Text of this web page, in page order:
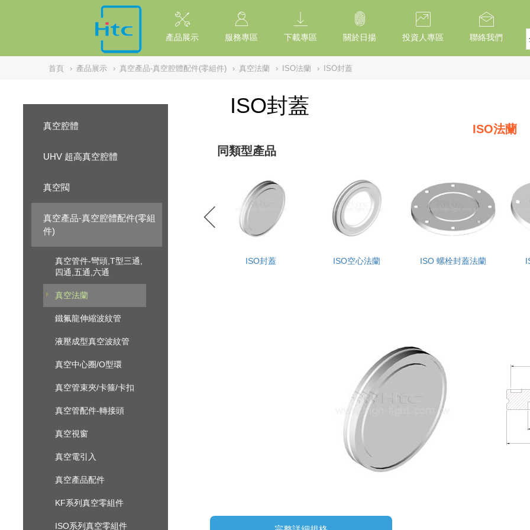
產品展示 服務專區 下載專區 關於日揚 投資人專區 聯絡我們
首頁 › 產品展示 › 真空產品-真空腔體配件(零組件) › 真空法蘭 › ISO法蘭 › ISO封蓋
真空腔體
UHV 超高真空腔體
真空閥
真空產品-真空腔體配件(零組
件)
真空管件-彎頭,T型三通,
四通,五通,六通
真空法蘭
鐵氟龍伸縮波紋管
液壓成型真空波紋管
真空中心圈/O型環
真空管束夾/卡箍/卡扣
真空管配件-轉接頭
真空視窗
真空電引入
真空產品配件
KF系列真空零組件
ISO系列真空零組件
ISO封蓋
ISO法蘭
同類型產品
ISO封蓋 ISO空心法蘭 ISO 螺栓封蓋法蘭